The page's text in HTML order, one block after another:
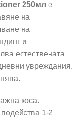
250мл е
на
на
и
естествената
увреждания.
коса.
1-2